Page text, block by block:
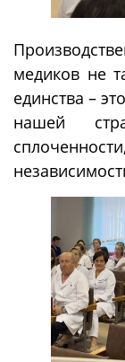
медиков не
единства –
нашей